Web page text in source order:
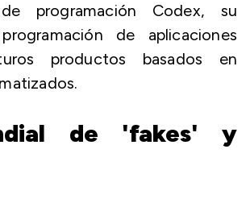
programación Codex, su
de aplicaciones
productos basados en
de 'fakes' y